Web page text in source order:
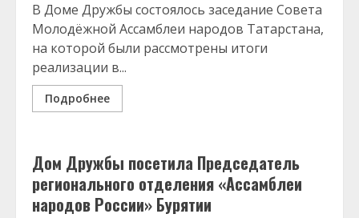
В Доме Дружбы состоялось заседание Совета
Молодёжной Ассамблеи народов Татарстана,
на которой были рассмотрены итоги
реализации в...
Подробнее
Дом Дружбы посетила Председатель
регионального отделения «Ассамблеи
народов России» Бурятии